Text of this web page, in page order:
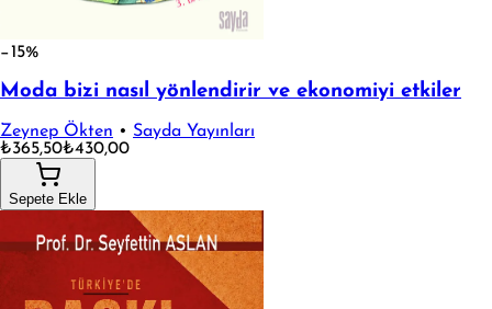
−15%
Moda bizi nasıl yönlendirir ve ekonomiyi etkiler
Zeynep Ökten • Sayda Yayınları
₺365,50₺430,00
Sepete Ekle